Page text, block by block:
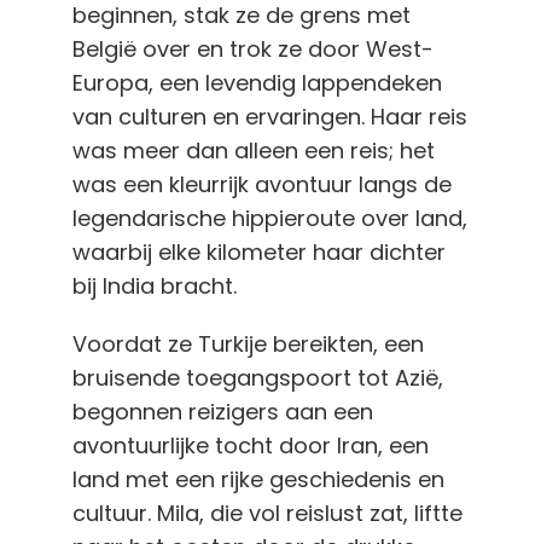
beginnen, stak ze de grens met
België over en trok ze door West-
Europa, een levendig lappendeken
van culturen en ervaringen. Haar reis
was meer dan alleen een reis; het
was een kleurrijk avontuur langs de
legendarische hippieroute over land,
waarbij elke kilometer haar dichter
bij India bracht.
Voordat ze Turkije bereikten, een
bruisende toegangspoort tot Azië,
begonnen reizigers aan een
avontuurlijke tocht door Iran, een
land met een rijke geschiedenis en
cultuur. Mila, die vol reislust zat, liftte